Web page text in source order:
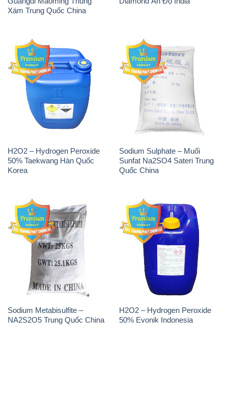
H2O2 – Hydrogen Peroxide
50% Taekwang Hàn Quốc
Sodium Sulphate – Muối
Sunfat Na2SO4 Sateri Trung
Quốc China
Sodium Metabisulfite –
NA2S2O5 Trung Quốc China
H2O2 – Hydrogen Peroxide
50% Evonik Indonesia